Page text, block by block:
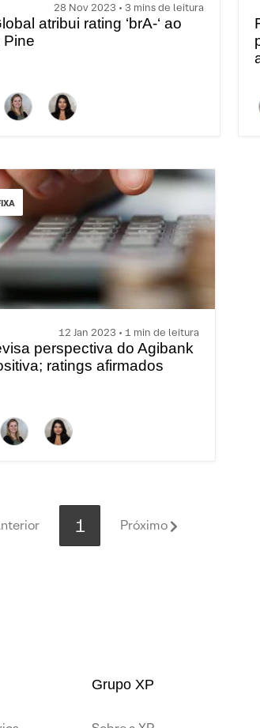
28 Nov 2023 • 3 mins de leitura
atribui rating ‘brA-‘ ao
Pine
12 Jan 2023 • 1 min de leitura
perspectiva do Agibank
ratings afirmados
1 Próximo
Grupo XP